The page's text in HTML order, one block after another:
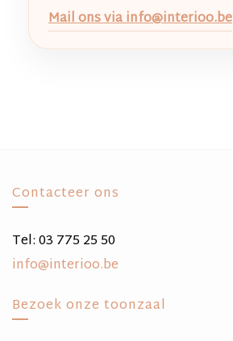
Mail ons viainfo@interioo.be
Contacteer ons
Tel: 03 775 25 50
info@interioo.be
Bezoek onze toonzaal